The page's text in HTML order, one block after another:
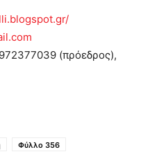
(πρόεδρος),
Φύλλο 356